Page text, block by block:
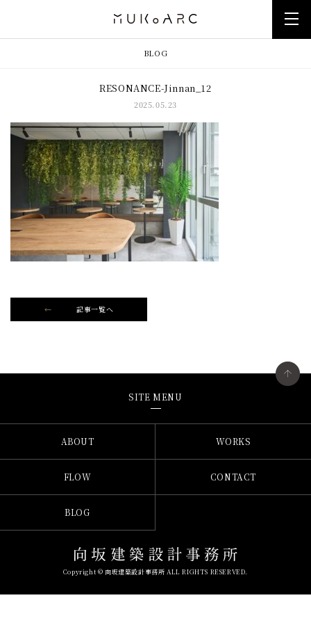
BLOG
RESONANCE-Jinnan_12
2025.05.23
記事一覧へ
SITE MENU
ABOUT WORKS
FLOW CONTACT
BLOG
Copyright © 向坂建築設計事務所 ALL RIGHTS RESERVED.